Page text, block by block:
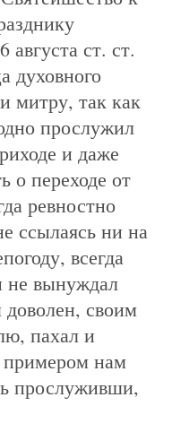
ст. ст.
духовного
митру, так как
прослужил
и даже
о переходе от
ревностно
ссылаясь ни на
всегда
не вынуждал
доволен, своим
пахал и
примером нам
прослуживши,